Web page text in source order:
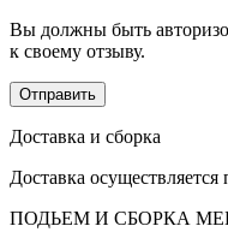
Вы должны быть
к своему отзыву.
Доставка и сборка
Доставка
ПОДЬЕМ И СБОРКА